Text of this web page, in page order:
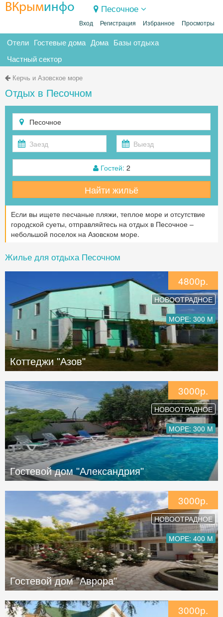
ВКрыминфо Песочное
Вход Регистрация Избранное Просмотры
Отели Гостевые дома Дома Базы отдыха
Частный сектор
Керчь и Азовское море
Отдых в Песочном
Гостей: 2
Найти жильё
Если вы ищете песчаные пляжи, теплое море и отсутствие
городской суеты, отправляйтесь на отдых в Песочное –
небольшой поселок на Азовском море.
Жилье для отдыха Песочном
4800р.
НОВООТРАДНОЕ
МОРЕ: 300 М
Коттеджи "Азов"
3000р.
НОВООТРАДНОЕ
МОРЕ: 300 М
Гостевой дом "Александрия"
3000р.
НОВООТРАДНОЕ
МОРЕ: 400 М
Гостевой дом "Аврора"
3000р.